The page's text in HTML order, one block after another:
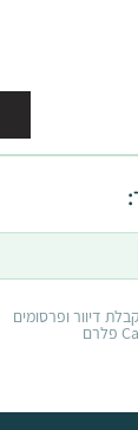
דיוור ופרסומים